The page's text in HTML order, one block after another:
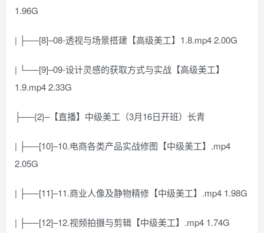
1.96G
| ├──[8]–08-透视与场景搭建【高级美工】1.8.mp4 2.00G
| └──[9]–09-设计灵感的获取方式与实战【高级美工】
1.9.mp4 2.33G
├──{2}–【直播】中级美工（3月16日开班）长青
| ├──[10]–10.电商各类产品实战修图【中级美工】.mp4
2.05G
| ├──[11]–11.商业人像及静物精修【中级美工】.mp4 1.98G
| ├──[12]–12.视频拍摄与剪辑【中级美工】.mp4 1.74G